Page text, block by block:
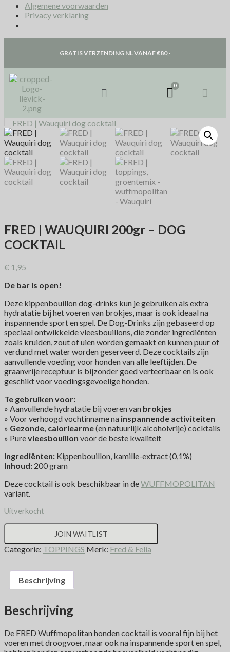
Algemene voorwaarden
Privacy verklaring
GRATIS VERZENDING NL VANAF €80,-
FRED | WAUQUIRI 200gr – DOG
COCKTAIL
€ 1,95
De bar is open!
Deze kippenbouillon dog-drinks kun je gebruiken als extra
hydratatie bij het voeren van brokjes, maar is ook ideaal na
inspannende sport en spel. De Dog-Drinks zijn gebaseerd op
speciaal ontwikkelde vleesbouillons, die zonder ingrediënten
zoals kruiden, zout of uien worden gemaakt en kunnen puur of
verdund met water worden geserveerd. Deze cocktails zijn
aanvullende voeding voor honden van alle leeftijden. De
graanvrije receptuur is bijzonder goed verteerbaar en is ook
geschikt voor voedingsgevoelige honden.
Te gebruiken voor:
» Aanvullende hydratatie bij voeren van brokjes
» Voor verhoogd vochtinname na inspannende activiteiten
» Gezonde, caloriearme(en natuurlijk alcoholvrije) cocktails
» Purevleesbouillon voor de beste kwaliteit
Ingrediënten: Kippenbouillon, kamille-extract(0,1%)
Inhoud: 200 gram
Deze cocktail is ook beschikbaar in deWUFFMOPOLITAN
variant.
Uitverkocht
JOIN WAITLIST
Categorie: TOPPINGS Merk: Fred & Felia
Beschrijving
Beschrijving
De FRED Wuffmopolitan honden cocktail is vooral fijn bij het
voeren met droogvoer, maar ook na inspannende sport en spel,